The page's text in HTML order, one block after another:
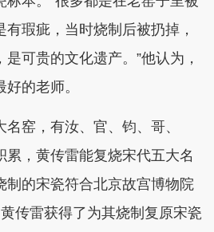
瑕疵，当时烧制后被扔掉，
可贵的文化遗产。”他认为，
的老师。
窑，有汝、官、钧、哥、
累，黄传雷能复烧宋代五大名
制的宋瓷符合北京故宫博物院
传雷获得了为其烧制复原宋瓷